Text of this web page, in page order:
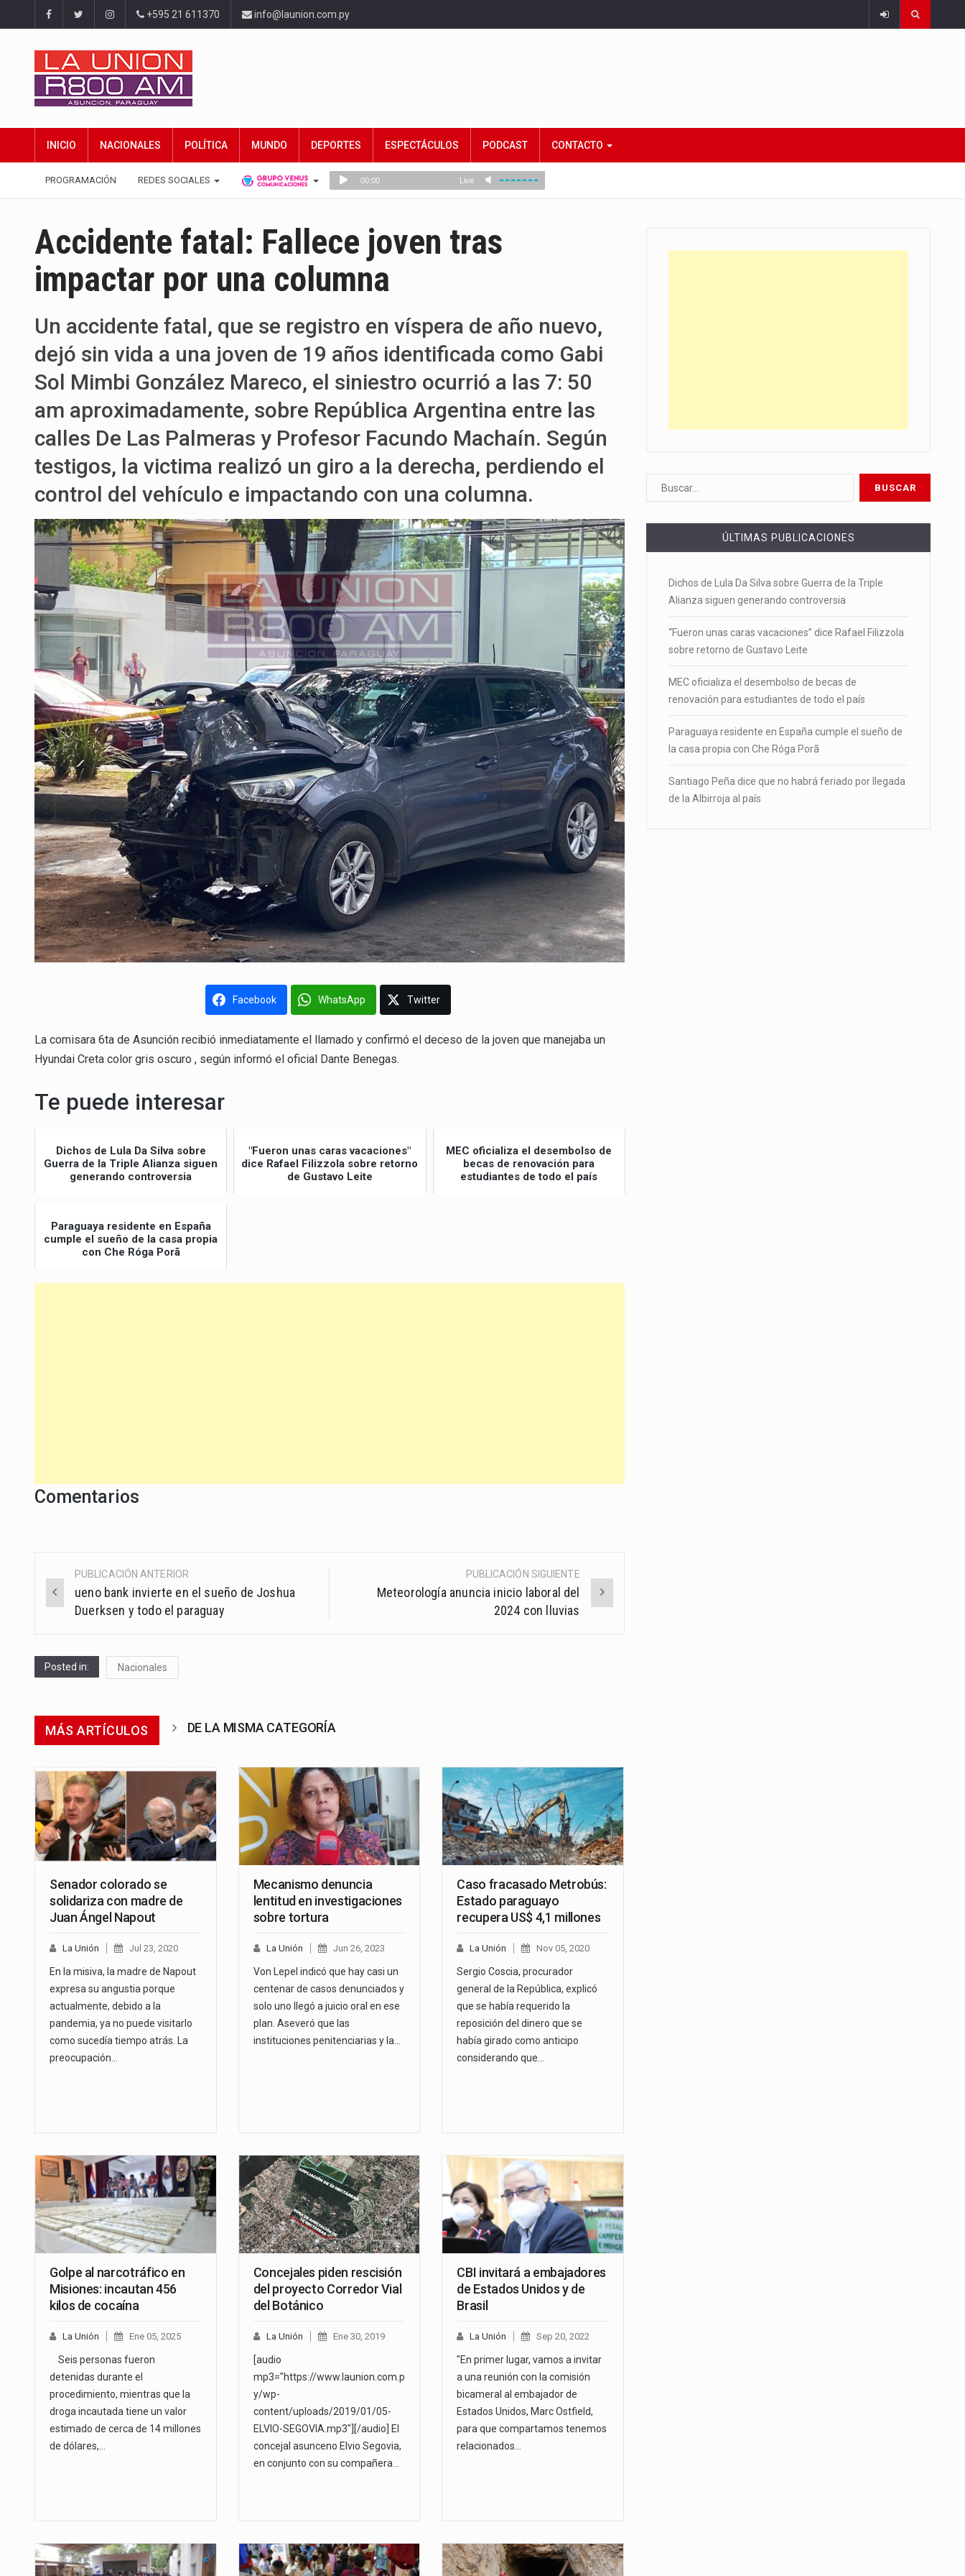
+595 21 611370 info@launion.com.py
INICIO NACIONALES POLÍTICA MUNDO DEPORTES ESPECTÁCULOS PODCAST CONTACTO
PROGRAMACIÓN REDES SOCIALES
Accidente fatal: Fallece joven tras
impactar por una columna
Un accidente fatal, que se registro en víspera de año nuevo,
dejó sin vida a una joven de 19 años identificada como Gabi
Sol Mimbi González Mareco, el siniestro ocurrió a las 7: 50
am aproximadamente, sobre República Argentina entre las
calles De Las Palmeras y Profesor Facundo Machaín. Según
testigos, la victima realizó un giro a la derecha, perdiendo el
control del vehículo e impactando con una columna.
Facebook WhatsApp Twitter
La comisara 6ta de Asunción recibió inmediatamente el llamado y confirmó el deceso de la joven que manejaba un
Hyundai Creta color gris oscuro , según informó el oficial Dante Benegas.
Te puede interesar
Dichos de Lula Da Silva sobre
Guerra de la Triple Alianza siguen
generando controversia
"Fueron unas caras vacaciones"
dice Rafael Filizzola sobre retorno
de Gustavo Leite
MEC oficializa el desembolso de
becas de renovación para
estudiantes de todo el país
Paraguaya residente en España
cumple el sueño de la casa propia
con Che Róga Porã
Comentarios
Post
navigation
PUBLICACIÓN ANTERIOR
ueno bank invierte en el sueño de Joshua
Duerksen y todo el paraguay
PUBLICACIÓN SIGUIENTE
Meteorología anuncia inicio laboral del
2024 con lluvias
Posted in: Nacionales
MÁS ARTÍCULOS DE LA MISMA CATEGORÍA
Senador colorado se
solidariza con madre de
Juan Ángel Napout
La Unión Jul 23, 2020
En la misiva, la madre de Napout
expresa su angustia porque
actualmente, debido a la
pandemia, ya no puede visitarlo
como sucedía tiempo atrás. La
preocupación…
Mecanismo denuncia
lentitud en investigaciones
sobre tortura
La Unión Jun 26, 2023
Von Lepel indicó que hay casi un
centenar de casos denunciados y
solo uno llegó a juicio oral en ese
plan. Aseveró que las
instituciones penitenciarias y la…
Caso fracasado Metrobús:
Estado paraguayo
recupera US$ 4,1 millones
La Unión Nov 05, 2020
Sergio Coscia, procurador
general de la República, explicó
que se había requerido la
reposición del dinero que se
había girado como anticipo
considerando que…
Golpe al narcotráfico en
Misiones: incautan 456
kilos de cocaína
La Unión Ene 05, 2025
Seis personas fueron
detenidas durante el
procedimiento, mientras que la
droga incautada tiene un valor
estimado de cerca de 14 millones
de dólares,…
Concejales piden rescisión
del proyecto Corredor Vial
del Botánico
La Unión Ene 30, 2019
[audio
mp3="https://www.launion.com.p
y/wp-
content/uploads/2019/01/05-
ELVIO-SEGOVIA.mp3"][/audio] El
concejal asunceno Elvio Segovia,
en conjunto con su compañera…
CBI invitará a embajadores
de Estados Unidos y de
Brasil
La Unión Sep 20, 2022
"En primer lugar, vamos a invitar
a una reunión con la comisión
bicameral al embajador de
Estados Unidos, Marc Ostfield,
para que compartamos tenemos
relacionados…
ÚLTIMAS PUBLICACIONES
Dichos de Lula Da Silva sobre Guerra de la Triple
Alianza siguen generando controversia
“Fueron unas caras vacaciones” dice Rafael Filizzola
sobre retorno de Gustavo Leite
MEC oficializa el desembolso de becas de
renovación para estudiantes de todo el país
Paraguaya residente en España cumple el sueño de
la casa propia con Che Róga Porã
Santiago Peña dice que no habrá feriado por llegada
de la Albirroja al país